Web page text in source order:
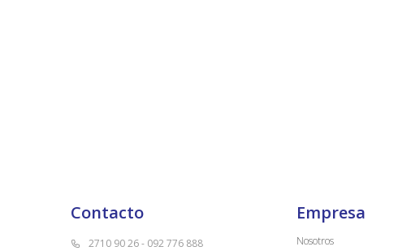
Contacto
2710 90 26 - 092 776 888
Empresa
Nosotros